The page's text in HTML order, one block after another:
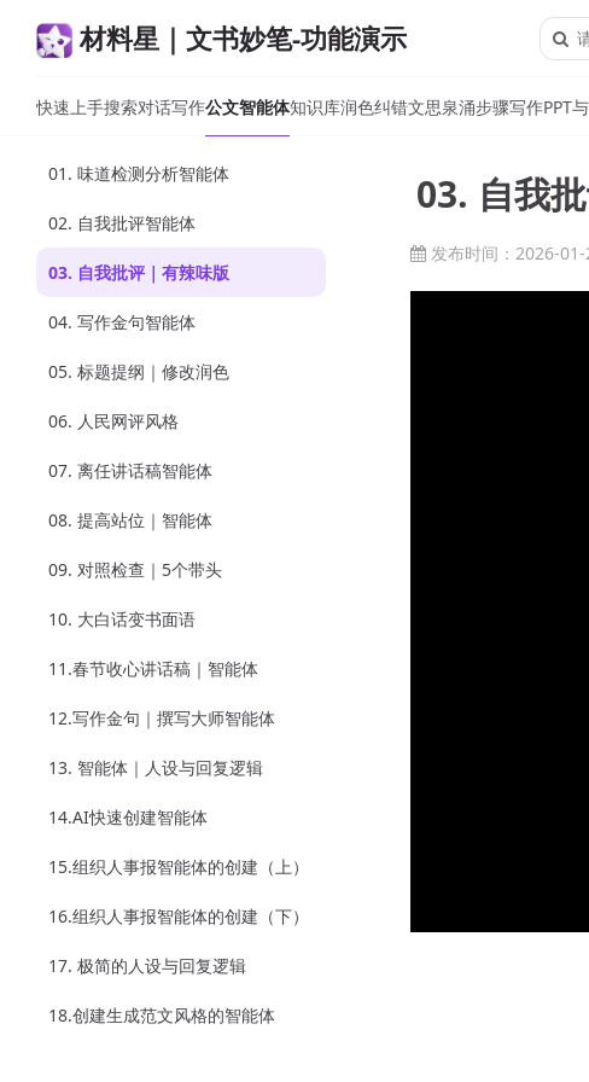
材料星｜文书妙笔-功能演示
快速上手搜索对话写作公文智能体知识库润色纠错文思泉涌步骤写作PPT
01. 味道检测分析智能体
02. 自我批评智能体
03. 自我批评｜有辣味版
04. 写作金句智能体
05. 标题提纲｜修改润色
06. 人民网评风格
07. 离任讲话稿智能体
08. 提高站位｜智能体
09. 对照检查｜5个带头
10. 大白话变书面语
11.春节收心讲话稿｜智能体
12.写作金句｜撰写大师智能体
13. 智能体｜人设与回复逻辑
14.AI快速创建智能体
15.组织人事报智能体的创建（上）
16.组织人事报智能体的创建（下）
17. 极简的人设与回复逻辑
18.创建生成范文风格的智能体
03. 自我
发布时间：2026-